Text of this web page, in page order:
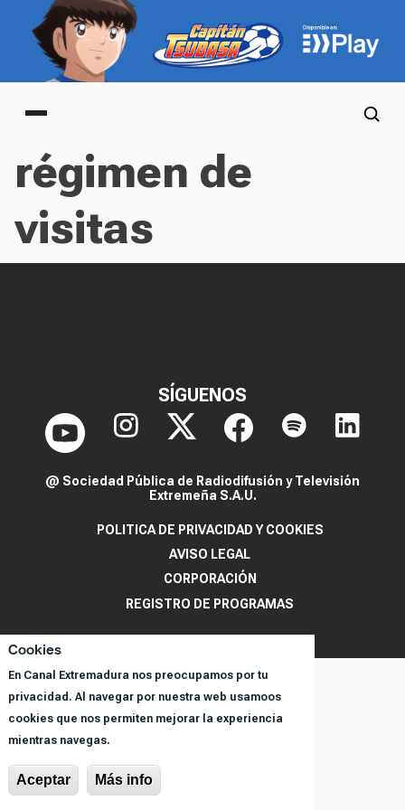
Cookies
En Canal Extremadura nos preocupamos por tu
privacidad. Al navegar por nuestra web usamoos
cookies que nos permiten mejorar la experiencia
mientras navegas.
Aceptar Más info
Main menu
régimen de
visitas
SÍGUENOS
@ Sociedad Pública de Radiodifusión y Televisión
Extremeña S.A.U.
POLITICA DE PRIVACIDAD Y COOKIES
AVISO LEGAL
CORPORACIÓN
REGISTRO DE PROGRAMAS